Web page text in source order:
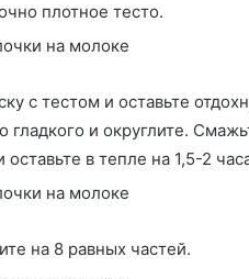
плотное тесто.
с тестом и оставьте
гладкого и округлите.
в тепле на 1,5-2
на 8 равных частей.